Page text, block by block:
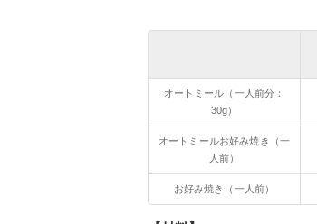
オートミール（一人前分：
30g）
オートミールお好み焼き（一
人前）
お好み焼き（一人前）